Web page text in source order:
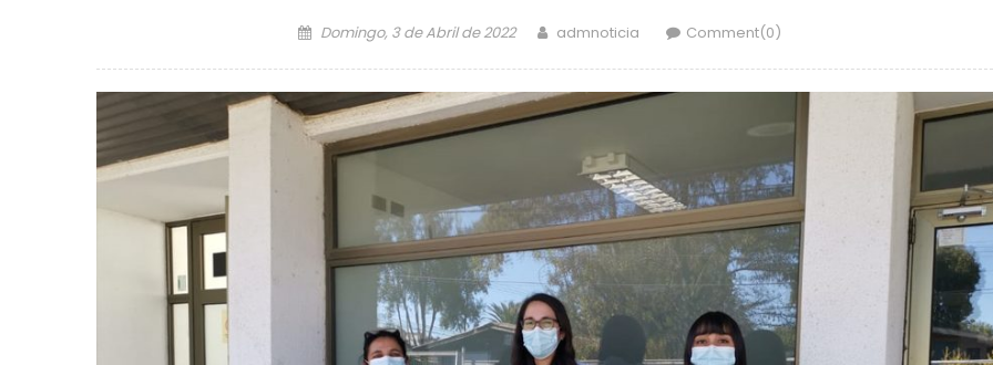
Posted on
Domingo, 3 de Abril de 2022 Author
admnoticia Comment(0)